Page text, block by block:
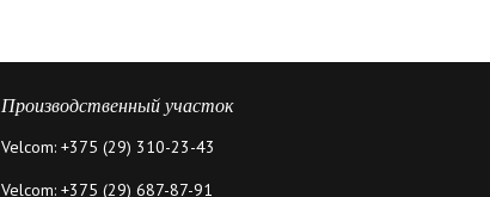
Производственный участок
Velcom: +375 (29) 310-23-43
Velcom: +375 (29) 687-87-91